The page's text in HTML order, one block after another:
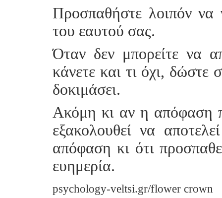
Προσπαθήστε λοιπόν να
του εαυτού σας.
Όταν δεν μπορείτε να
κάνετε και τι όχι, δώστε
δοκιμάσει.
Ακόμη κι αν η απόφαση
εξακολουθεί να
απόφαση κι ότι
ευημερία.
psychology-veltsi.gr/flower crown